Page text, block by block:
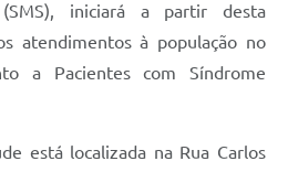
iniciará a partir desta
atendimentos à população no
a Pacientes com Síndrome
está localizada na Rua Carlos